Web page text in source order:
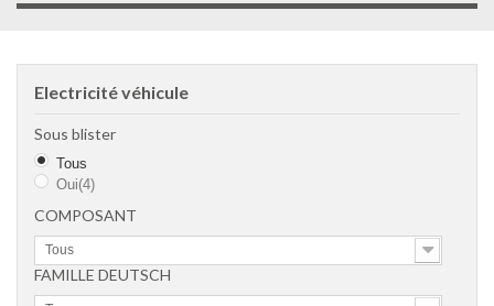
Electricité véhicule
Sous blister
Tous
Oui(4)
COMPOSANT
Tous
FAMILLE DEUTSCH